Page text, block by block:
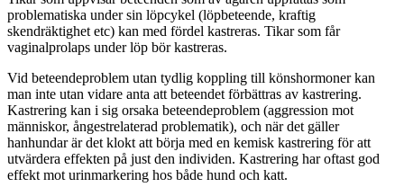
problematiska under sin löpcykel (löpbeteende, kraftig
skendräktighet etc) kan med fördel kastreras. Tikar som får
vaginalprolaps under löp bör kastreras.
Vid beteendeproblem utan tydlig koppling till könshormoner kan
man inte utan vidare anta att beteendet förbättras av kastrering.
Kastrering kan i sig orsaka beteendeproblem (aggression mot
människor, ångestrelaterad problematik), och när det gäller
hanhundar är det klokt att börja med en kemisk kastrering för att
utvärdera effekten på just den individen. Kastrering har oftast god
effekt mot urinmarkering hos både hund och katt.